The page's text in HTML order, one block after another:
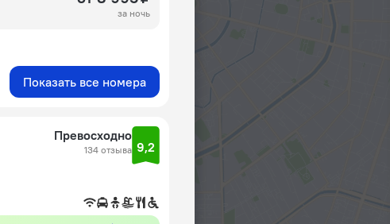
за ночь
Показать все номера
Превосходно
134 отзыва 9,2